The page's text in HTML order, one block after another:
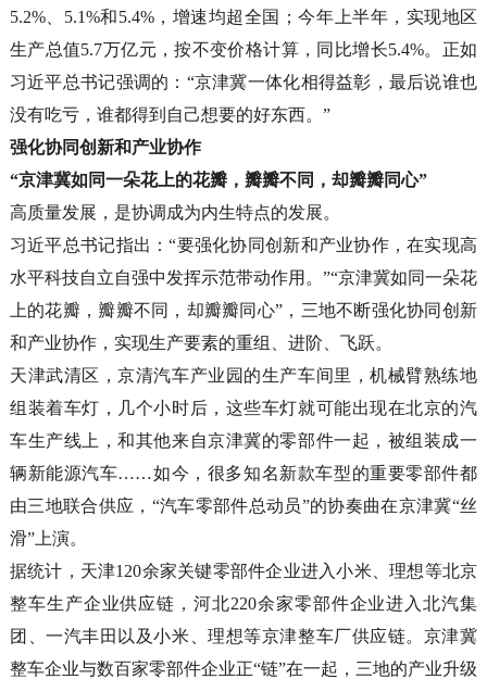
5.2%、5.1%和5.4%，增速均超全国；今年上半年，实现地区
生产总值5.7万亿元，按不变价格计算，同比增长5.4%。正如
习近平总书记强调的：“京津冀一体化相得益彰，最后说谁也
没有吃亏，谁都得到自己想要的好东西。”
强化协同创新和产业协作
“京津冀如同一朵花上的花瓣，瓣瓣不同，却瓣瓣同心”
高质量发展，是协调成为内生特点的发展。
习近平总书记指出：“要强化协同创新和产业协作，在实现高
水平科技自立自强中发挥示范带动作用。”“京津冀如同一朵花
上的花瓣，瓣瓣不同，却瓣瓣同心”，三地不断强化协同创新
和产业协作，实现生产要素的重组、进阶、飞跃。
天津武清区，京清汽车产业园的生产车间里，机械臂熟练地
组装着车灯，几个小时后，这些车灯就可能出现在北京的汽
车生产线上，和其他来自京津冀的零部件一起，被组装成一
辆新能源汽车……如今，很多知名新款车型的重要零部件都
由三地联合供应，“汽车零部件总动员”的协奏曲在京津冀“丝
滑”上演。
据统计，天津120余家关键零部件企业进入小米、理想等北京
整车生产企业供应链，河北220余家零部件企业进入北汽集
团、一汽丰田以及小米、理想等京津整车厂供应链。京津冀
整车企业与数百家零部件企业正“链”在一起，三地的产业升级